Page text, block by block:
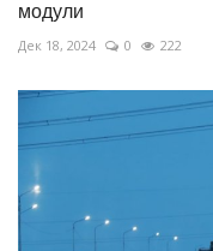
модули
Дек 18, 2024 0 222